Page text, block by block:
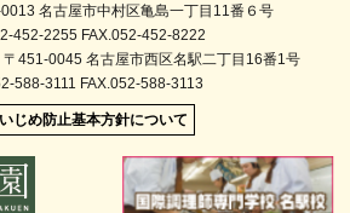
名古屋市中村区亀島一丁目11番６号
452-2255 FAX.052-452-8222
451-0045 名古屋市西区名駅二丁目16番1号
588-3111 FAX.052-588-3113
じめ防止基本方針について